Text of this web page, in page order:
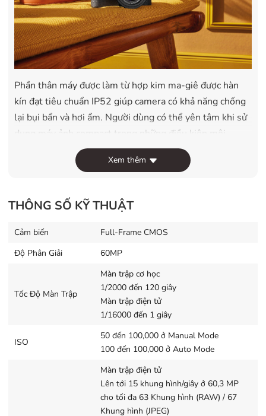
Phần thân máy được làm từ hợp kim ma-giê được hàn
kín đạt tiêu chuẩn IP52 giúp camera có khả năng chống
lại bụi bẩn và hơi ẩm. Người dùng có thể yên tâm khi sử
dụng máy ảnh compact trong những điều kiện môi
trường khắc nghiệt.
Cảm biến 60MP Full-Frame BSI CMOS
Máy ảnh Leica Q3 thừa kế cảm biến CMOS full-frame
60MP từ chiếc Leica M11 trước đây. Cảm biến độ phân
giải cao này có thiết kế chiếu sáng sau (BSI) giúp cải
ảnh.
Với độ phân giải hình ảnh cao, máy ảnh hỗ trợ các nhiếp
ảnh gia ghi lại những bức ảnh chụp phong cảnh và kiến ​​
trúc ấn tượng. Người dùng Leica Q3 có thể tác nghiệp
dễ dàng ngay cả trong điều kiện thiếu sáng với dải ISO
rộng gấp đôi mẫu Leica Q2 (từ 50 đến 100.000).
Với độ phân giải 60MP, chiếc Leica Q3 có khả năng thu
Xem thêm
THÔNG SỐ KỸ THUẬT
Cảm biến
Full-Frame CMOS
Độ Phân Giải
60MP
Tốc Độ Màn Trập
Màn trập cơ học
1/2000 đến 120 giây
Màn trập điện tử
1/16000 đến 1 giây
ISO
50 đến 100,000 ở Manual Mode
100 đến 100,000 ở Auto Mode
Màn trập điện tử
Lên tới 15 khung hình/giây ở 60,3 MP
cho tối đa 63 Khung hình (RAW) / 67
Khung hình (JPEG)